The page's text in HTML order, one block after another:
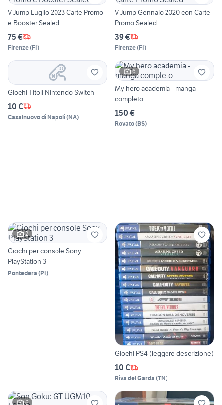
V Jump Luglio 2023 Carte Promo
e Booster Sealed
75 €
Firenze(FI)
V Jump Gennaio 2020 con Carte
Promo Sealed
39 €
Firenze(FI)
Giochi Titoli Nintendo Switch
10 €
Casalnuovo di Napoli(NA)
6
My hero academia - manga
completo
150 €
Rovato(BS)
2
Giochi per console Sony
PlayStation 3
Pontedera (PI)
Giochi PS4 (leggere descrizione)
10 €
Riva del Garda (TN)
6